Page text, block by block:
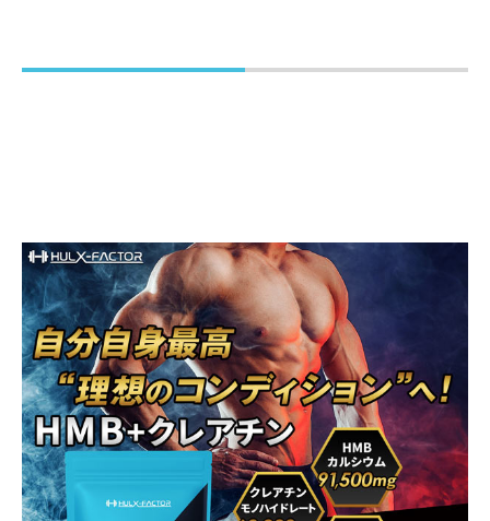
イ素、糊料（CMC）
お召し上がり方
1日15粒を目安に水またはぬるま湯などと一緒にお召し上
がりください。朝、昼、晩5粒ずつ3回に分けての摂取が
おすすめです。
栄養成分表示
【15粒（6.6g）あたり】 エネルギー：21.3kcal たんぱ
く質：3.6g 脂質：0.2g 炭水化物：1.3g 食塩相当
量：0.027g